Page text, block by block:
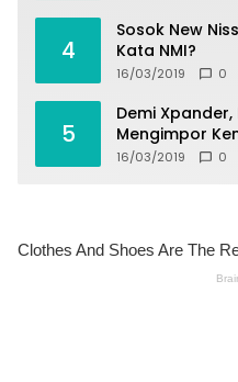
4
Sosok New
Kata NMI?
16/03/2019 0
5
Demi
Mengimpor
16/03/2019 0